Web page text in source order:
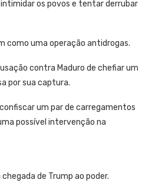
os povos e tentar derrubar
como uma operação antidrogas.
contra Maduro de chefiar um
por sua captura.
um par de carregamentos
possível intervenção na
de Trump ao poder.